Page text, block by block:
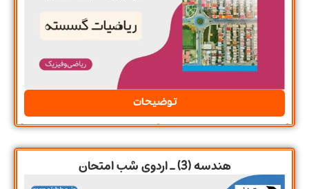
توضیحات
هندسه (3) ـ اردوی شب امتحان